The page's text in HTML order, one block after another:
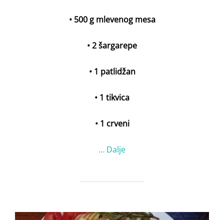
• 500 g mlevenog mesa
• 2 šargarepe
• 1 patlidžan
• 1 tikvica
• 1 crveni
… Dalje